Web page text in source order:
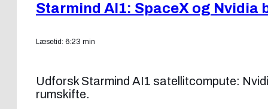
Starmind AI1: SpaceX og Nvidia
Læsetid: 6:23 min
Udforsk Starmind AI1 satellitcompute:
rumskifte.